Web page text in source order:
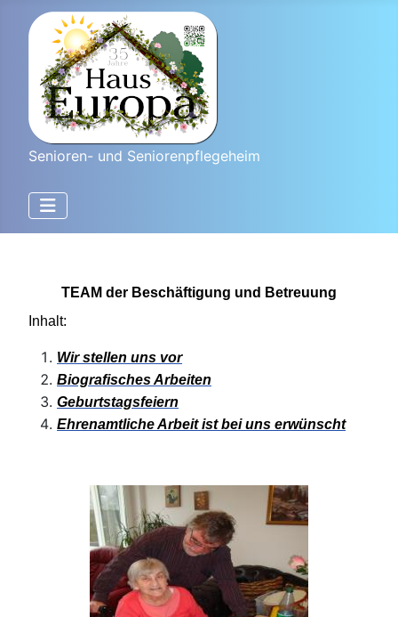
Senioren- und Seniorenpflegeheim
TEAM der Beschäftigung und Betreuung
Inhalt:
Wir stellen uns vor
Biografisches Arbeiten
Geburtstagsfeiern
Ehrenamtliche Arbeit ist bei uns erwünscht